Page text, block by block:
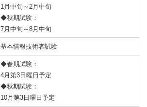
1月中旬～2月中旬
◆秋期試験：
7月中旬～8月中旬
基本情報技術者試験
◆春期試験：
4月第3日曜日予定
◆秋期試験：
10月第3日曜日予定